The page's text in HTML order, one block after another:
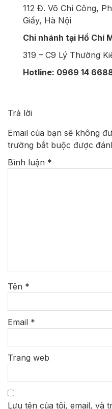
112 Đ. Võ Chí Công,
Giấy, Hà Nội
Chi nhánh tại Hồ Chí
319 – C9 Lý Thường
Hotline: 0969 14
Trả lời
Email của bạn sẽ không
trường bắt buộc được
Bình luận *
Tên *
Email *
Trang web
Lưu tên của tôi, email, và